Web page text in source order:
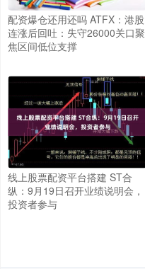
配资爆仓还用还吗 ATFX：港股
连涨后回吐：失守26000关口聚
焦区间低位支撑
线上股票配资平台搭建 ST合
纵：9月19日召开业绩说明会，
投资者参与